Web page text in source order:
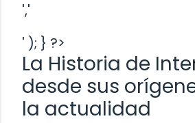
','
' ); } ?>
La Historia de
desde sus
la actualidad